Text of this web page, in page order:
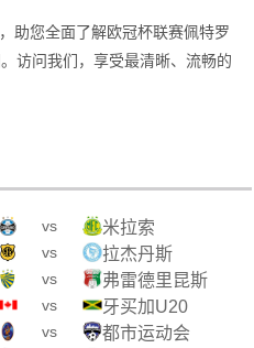
助您全面了解欧冠杯联赛佩特罗
访问我们，享受最清晰、流畅的
vs 米拉索
vs 拉杰丹斯
vs 弗雷德里昆斯
vs 牙买加U20
vs 都市运动会